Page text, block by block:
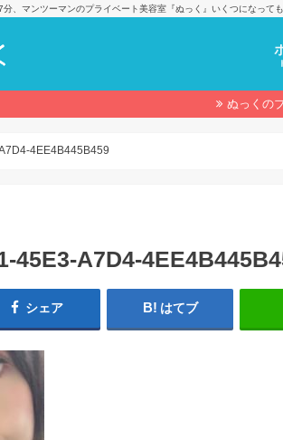
分、マンツーマンのプライベート美容室『ぬっく』いくつになっ
ぬっくの
4EE4B445B459
45E3-A7D4-
シェア はてブ